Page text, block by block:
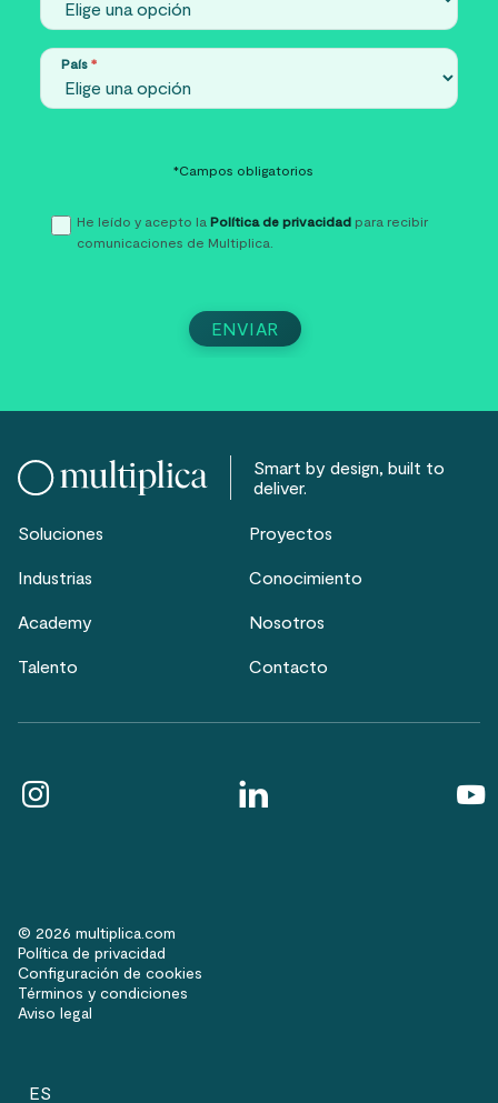
País *
*Campos obligatorios
He leído y acepto la Política de privacidad para recibir
comunicaciones de Multiplica.
Smart by design, built to
deliver.
Soluciones Proyectos
Industrias Conocimiento
Academy Nosotros
Talento Contacto
© 2026 multiplica.com
Política de privacidad
Configuración de cookies
Términos y condiciones
Aviso legal
ES